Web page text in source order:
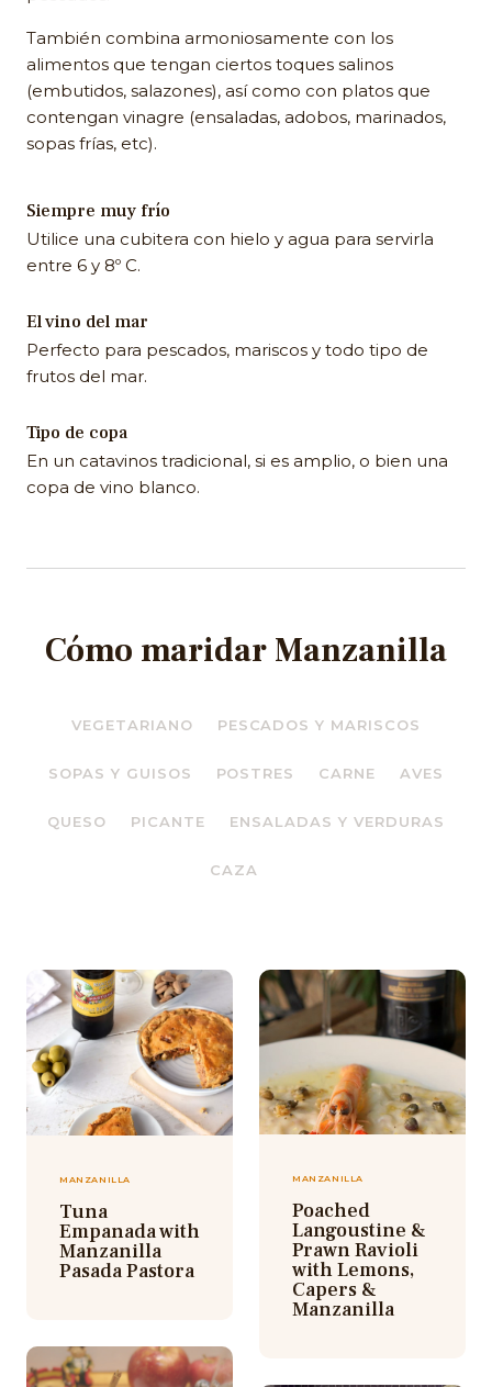
También combina armoniosamente con los
alimentos que tengan ciertos toques salinos
(embutidos, salazones), así como con platos que
contengan vinagre (ensaladas, adobos, marinados,
sopas frías, etc).
Siempre muy frío
Utilice una cubitera con hielo y agua para servirla
entre 6 y 8º C.
El vino del mar
Perfecto para pescados, mariscos y todo tipo de
frutos del mar.
Tipo de copa
En un catavinos tradicional, si es amplio, o bien una
copa de vino blanco.
Cómo maridar Manzanilla
VEGETARIANO PESCADOS Y MARISCOS
SOPAS Y GUISOS POSTRES CARNE AVES
QUESO PICANTE ENSALADAS Y VERDURAS
CAZA
MANZANILLA
Tuna
Empanada with
Manzanilla
Pasada Pastora
MANZANILLA
Poached
Langoustine &
Prawn Ravioli
with Lemons,
Capers &
Manzanilla